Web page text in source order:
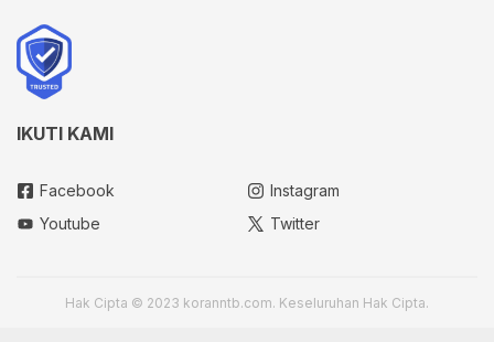
IKUTI KAMI
Facebook
Instagram
Youtube
Twitter
Hak Cipta © 2023 koranntb.com. Keseluruhan Hak Cipta.